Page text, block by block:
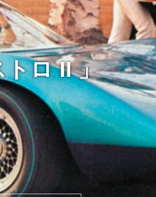
トロ II 」